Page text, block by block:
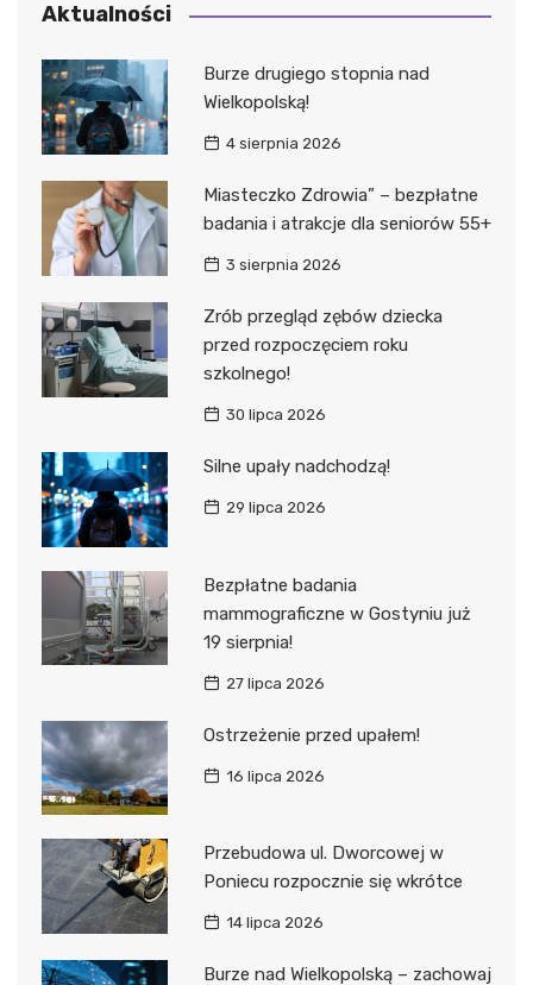
Aktualności
Burze drugiego stopnia nad
Wielkopolską!
4 sierpnia 2026
Miasteczko Zdrowia” – bezpłatne
badania i atrakcje dla seniorów 55+
3 sierpnia 2026
Zrób przegląd zębów dziecka
przed rozpoczęciem roku
szkolnego!
30 lipca 2026
Silne upały nadchodzą!
29 lipca 2026
Bezpłatne badania
mammograficzne w Gostyniu już
19 sierpnia!
27 lipca 2026
Ostrzeżenie przed upałem!
16 lipca 2026
Przebudowa ul. Dworcowej w
Poniecu rozpocznie się wkrótce
14 lipca 2026
Burze nad Wielkopolską – zachowaj